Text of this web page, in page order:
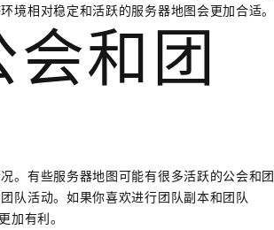
境相对稳定和活跃的服务器地图会更加合适。
会和团
。有些服务器地图可能有很多活跃的公会和团
队活动。如果你喜欢进行团队副本和团队
加有利。